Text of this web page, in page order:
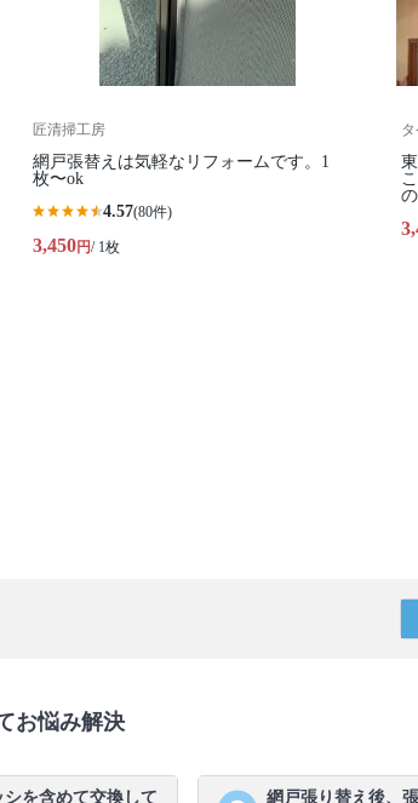
匠清掃工房
網戸張替えは気軽なリフォームです。1
枚〜ok
4.57(80件)
3,450円/ 1枚
お悩み解決
を含めて交換して
網戸張り替え後、